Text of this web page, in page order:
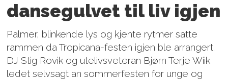
dansegulvet til liv igjen
Palmer, blinkende lys og kjente rytmer satte
rammen da Tropicana-festen igjen ble arrangert.
DJ Stig Rovik og utelivsveteran Bjørn Terje Wiik
ledet selvsagt an sommerfesten for unge og